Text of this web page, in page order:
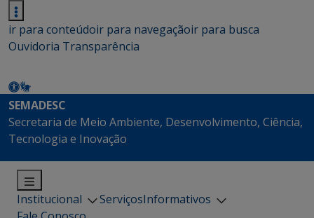
ir para conteúdoir para navegaçãoir para busca
Ouvidoria Transparência
SEMADESC
Secretaria de Meio Ambiente, Desenvolvimento, Ciência,
Tecnologia e Inovação
Institucional ServiçosInformativos